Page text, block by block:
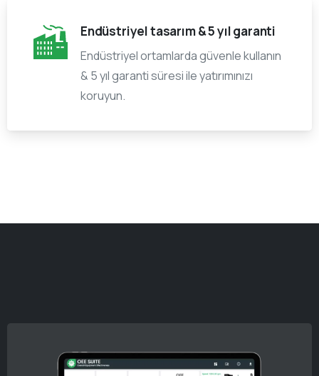
Endüstriyel tasarım & 5 yıl garanti
Endüstriyel ortamlarda güvenle kullanın
& 5 yıl garanti süresi ile yatırımınızı
koruyun.